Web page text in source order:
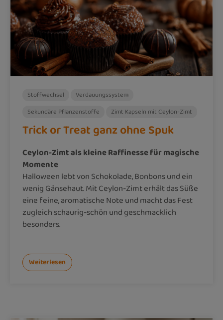
Stoffwechsel
Verdauungssystem
Sekundäre Pflanzenstoffe
Zimt Kapseln mit Ceylon-Zimt
Trick or Treat ganz ohne Spuk
Ceylon-Zimt als kleine Raffinesse für magische
Momente
Halloween lebt von Schokolade, Bonbons und ein
wenig Gänsehaut. Mit Ceylon-Zimt erhält das Süße
eine feine, aromatische Note und macht das Fest
zugleich schaurig-schön und geschmacklich
besonders.
Weiterlesen